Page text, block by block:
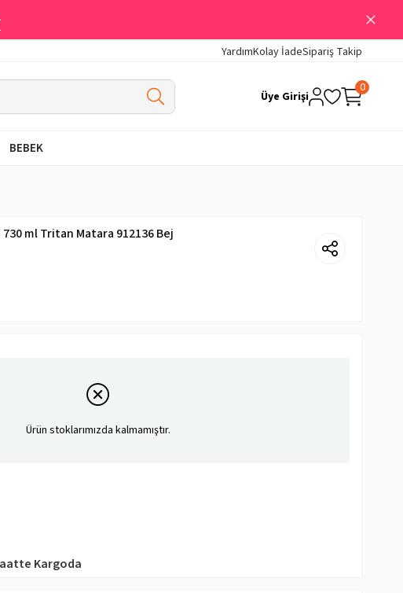
YardımKolay İadeSipariş Takip
Üye Girişi
0
BEBEK
ml Tritan Matara 912136 Bej
Ürün stoklarımızda kalmamıştır.
Kargoda